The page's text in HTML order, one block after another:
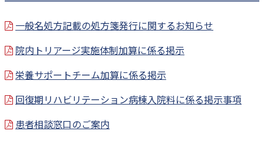
一般名処方記載の処方箋発行に関するお知らせ
院内トリアージ実施体制加算に係る掲示
栄養サポートチーム加算に係る掲示
回復期リハビリテーション病棟入院料に係る掲示事項
患者相談窓口のご案内